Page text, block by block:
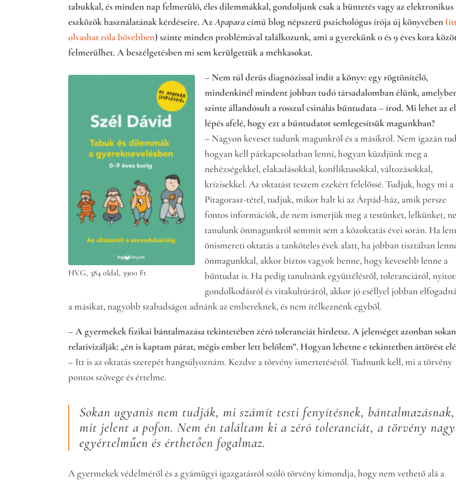
tabukkal, és minden nap felmerülő, éles dilemmákkal, gondoljunk csak a büntetés vagy az elektronikus
eszközök használatának kérdéseire. AzApaparacímű blog népszerű pszichológus írója új könyvében
olvashat róla bővebben) szinte minden problémával találkozunk, ami a gyerekünk 0 és 9 éves kora
felmerülhet. A beszélgetésben mi sem kerülgettük a méhkasokat.
HVG, 384 oldal, 3900 Ft
– Nem túl derűs diagnózissal indít a könyv: egy rögtönítélő,
mindenkinél mindent jobban tudó társadalomban élünk,
szinte állandósult a rosszul csinálás bűntudata – írod. Mi lehet az
lépés afelé, hogy ezt a bűntudatot semlegesítsük magunkban?
– Nagyon keveset tudunk magunkról és a másikról. Nem igazán
hogyan kell párkapcsolatban lenni, hogyan küzdjünk meg a
nehézségekkel, elakadásokkal, konfliktusokkal, változásokkal,
krízisekkel. Az oktatást teszem ezekért felelőssé. Tudjuk, hogy mi a
Pitagorasz-tétel, tudjuk, mikor halt ki az Árpád-ház, amik persze
fontos információk, de nem ismerjük meg a testünket, lelkünket,
tanulunk önmagunkról semmit sem a közoktatás évei során. Ha
önismereti oktatás a tanköteles évek alatt, ha jobban tisztában
önmagunkkal, akkor biztos vagyok benne, hogy kevesebb lenne a
bűntudat is. Ha pedig tanulnánk együttélésről, toleranciáról,
gondolkodásról és vitakultúráról, akkor jó eséllyel jobban
a másikat, nagyobb szabadságot adnánk az embereknek, és nem ítélkeznénk egyből.
– A gyermekek fizikai bántalmazása tekintetében zéró toleranciát hirdetsz. A jelenséget azonban sokan
relativizálják: „én is kaptam párat, mégis ember lett belőlem”. Hogyan lehetne e tekintetben áttörést
– Itt is az oktatás szerepét hangsúlyoznám. Kezdve a törvény ismertetésétől. Tudnunk kell, mi a törvény
pontos szövege és értelme.
Sokan ugyanis nem tudják, mi számít testi fenyítésnek, bántalmazásnak,
mit jelent a pofon. Nem én találtam ki a zéró toleranciát, a törvény
egyértelműen és érthetően fogalmaz.
A gyermekek védelméről és a gyámügyi igazgatásról szóló törvény kimondja, hogy nem vethető alá a